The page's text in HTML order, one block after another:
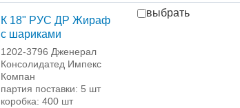
К 18" РУС ДР Жираф
с шариками
1202-3796 Дженерал
Консолидатед Импекс
Компан
партия поставки: 5 шт
коробка: 400 шт
выбрать